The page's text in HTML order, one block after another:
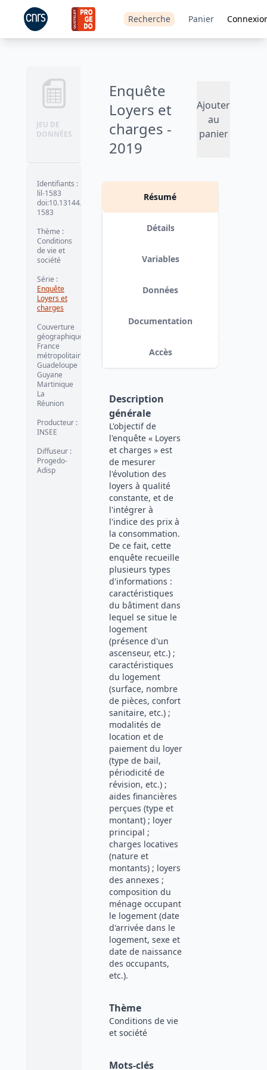
Recherche Panier
JEU DE
DONNÉES
Enquête
Loyers et
charges -
2019
Ajouter
au
panier
Identifiants :
lil-1583
doi:10.13144/lil-
1583
Thème :
Conditions
de vie et
société
Série :
Enquête
Loyers et
charges
Couverture
géographique
France
métropolitaine
Guadeloupe
Guyane
Martinique
La
Réunion
Producteur :
INSEE
Diffuseur :
Progedo-
Adisp
Résumé
Détails
Variables
Données
Documentation
Accès
Description
générale
L'objectif de
l'enquête « Loyers
et charges » est
de mesurer
l'évolution des
loyers à qualité
constante, et de
l'intégrer à
l'indice des prix à
la consommation.
De ce fait, cette
enquête recueille
plusieurs types
d'informations :
caractéristiques
du bâtiment dans
lequel se situe le
logement
(présence d'un
ascenseur, etc.) ;
caractéristiques
du logement
(surface, nombre
de pièces, confort
sanitaire, etc.) ;
modalités de
location et de
paiement du loyer
(type de bail,
périodicité de
révision, etc.) ;
aides financières
perçues (type et
montant) ; loyer
principal ;
charges locatives
(nature et
montants) ; loyers
des annexes ;
composition du
ménage occupant
le logement (date
d'arrivée dans le
logement, sexe et
date de naissance
des occupants,
etc.).
Thème
Conditions de vie
et société
Mots-clés